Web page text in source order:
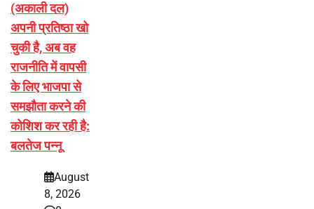
(अकाली दल)
अपनी प्रतिष्ठा खो
चुकी है, अब वह
राजनीति में वापसी
के लिए भाजपा से
समझौता करने की
कोशिश कर रही है:
बलतेज पन्नू
August
8, 2026